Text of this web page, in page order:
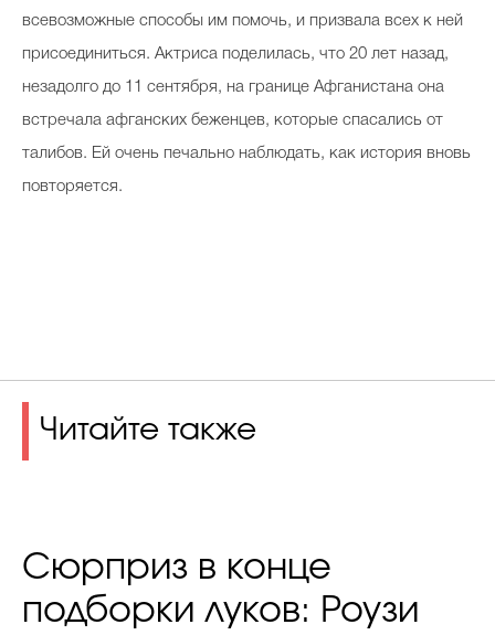
всевозможные способы им помочь, и призвала всех к ней
присоединиться. Актриса поделилась, что 20 лет назад,
незадолго до 11 сентября, на границе Афганистана она
встречала афганских беженцев, которые спасались от
талибов. Ей очень печально наблюдать, как история вновь
повторяется.
Читайте также
Сюрприз в конце
подборки луков: Роузи